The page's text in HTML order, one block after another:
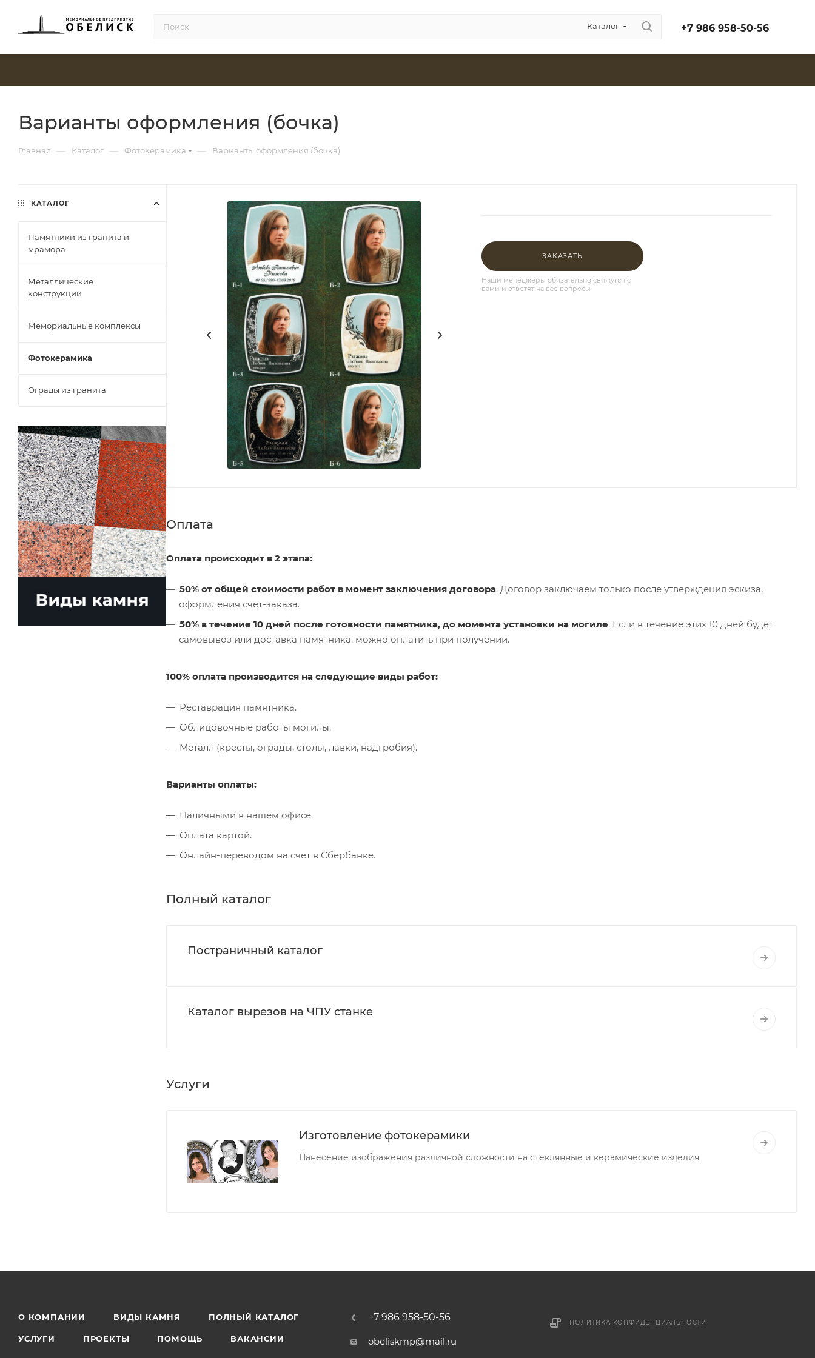
Каталог +7 986 958-50-56
Варианты оформления (бочка)
Главная — Каталог — Фотокерамика — Варианты оформления (бочка)
ЗАКАЗАТЬ
Наши менеджеры обязательно свяжутся с
вами и ответят на все вопросы
Оплата
Оплата происходит в 2 этапа:
50% от общей стоимости работ в момент заключения договора. Договор заключаем только после утверждения эскиза,
оформления счет-заказа.
50% в течение 10 дней после готовности памятника, до момента установки на могиле. Если в течение этих 10 дней будет
самовывоз или доставка памятника, можно оплатить при получении.
100% оплата производится на следующие виды работ:
Реставрация памятника.
Облицовочные работы могилы.
Металл (кресты, ограды, столы, лавки, надгробия).
Варианты оплаты:
Наличными в нашем офисе.
Оплата картой.
Онлайн-переводом на счет в Сбербанке.
Полный каталог
Постраничный каталог
Каталог вырезов на ЧПУ станке
Услуги
Изготовление фотокерамики
Нанесение изображения различной сложности на стеклянные и керамические изделия.
КАТАЛОГ
Памятники из гранита и
мрамора
Металлические
конструкции
Мемориальные комплексы
Фотокерамика
Ограды из гранита
О КОМПАНИИ ВИДЫ КАМНЯ ПОЛНЫЙ КАТАЛОГ
УСЛУГИ ПРОЕКТЫ ПОМОЩЬ ВАКАНСИИ
+7 986 958-50-56
obeliskmp@mail.ru
ПОЛИТИКА КОНФИДЕНЦИАЛЬНОСТИ